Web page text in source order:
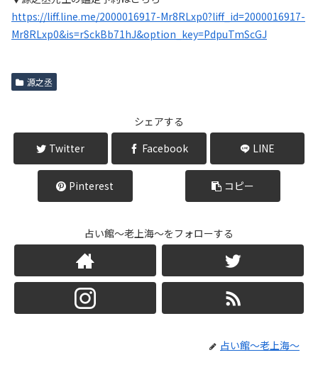
https://liff.line.me/2000016917-Mr8RLxp0?liff_id=2000016917-
Mr8RLxp0&is=rSckBb71hJ&option_key=PdpuTmScGJ
源之丞
シェアする
Twitter
Facebook LINE
Pinterest コピー
占い館～老上海～をフォローする
占い館～老上海～